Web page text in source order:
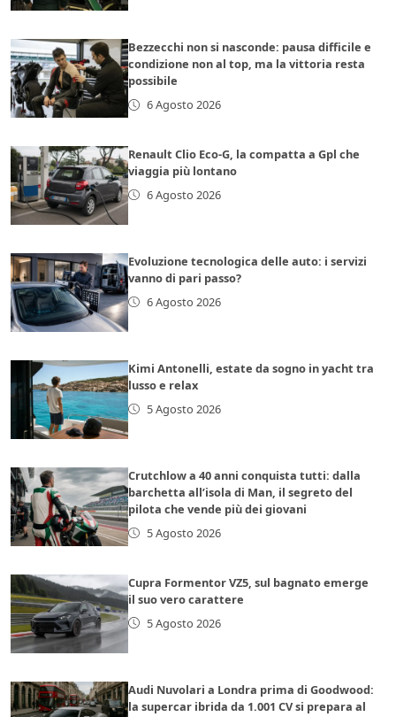
Bezzecchi non si nasconde: pausa difficile e
condizione non al top, ma la vittoria resta
possibile
6 Agosto 2026
Renault Clio Eco-G, la compatta a Gpl che
viaggia più lontano
6 Agosto 2026
Evoluzione tecnologica delle auto: i servizi
vanno di pari passo?
6 Agosto 2026
Kimi Antonelli, estate da sogno in yacht tra
lusso e relax
5 Agosto 2026
Crutchlow a 40 anni conquista tutti: dalla
barchetta all’isola di Man, il segreto del
pilota che vende più dei giovani
5 Agosto 2026
Cupra Formentor VZ5, sul bagnato emerge
il suo vero carattere
5 Agosto 2026
Audi Nuvolari a Londra prima di Goodwood:
la supercar ibrida da 1.001 CV si prepara al